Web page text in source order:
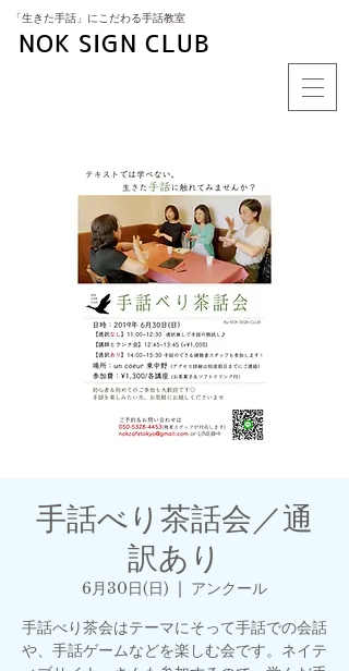
​「生きた手話」にこだわる手話教室
NOK SIGN CLUB
手話べり茶話会／通
訳あり
6月30日(日)
  |
アンクール
手話べり茶会はテーマにそって手話での会話
や、手話ゲームなどを楽しむ会です。ネイテ